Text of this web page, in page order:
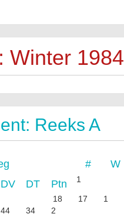
Winter 1984
Reeks A
#
W
DV DT Ptn 1
18 17
1
44 34
2